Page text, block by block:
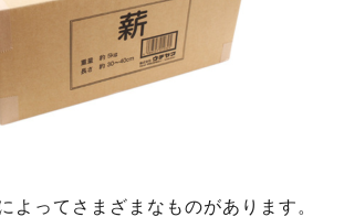
よってさまざまなものがあります。